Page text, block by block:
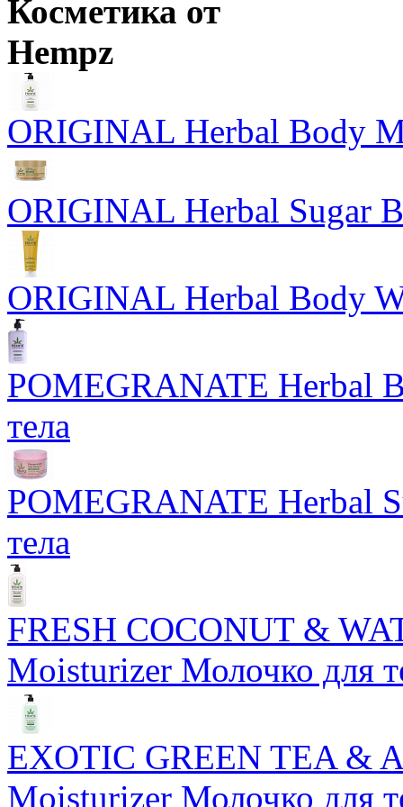
Косметика от
Hempz
ORIGINAL Herbal Body
ORIGINAL Herbal Sugar
ORIGINAL Herbal Body
POMEGRANATE Herbal
тела
POMEGRANATE Herbal
тела
FRESH COCONUT &
Moisturizer Молочко для
EXOTIC GREEN TEA &
Moisturizer Молочко для